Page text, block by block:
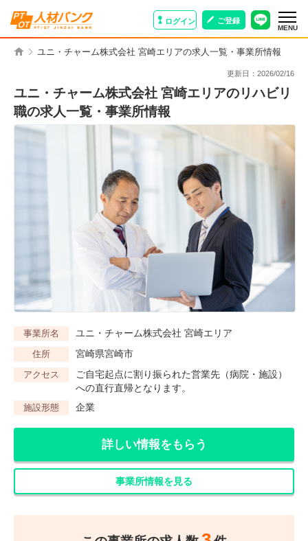
ログイン ご登録
MENU
ユニ・チャーム株式会社 宮崎エリアの求人一覧・事業所情報
更新日： 2026/02/16
ユニ・チャーム株式会社 宮崎エリアのリハビリ
職の求人一覧・事業所情報
事業所名 ユニ・チャーム株式会社 宮崎エリア
住所 宮崎県宮崎市
アクセス
ご自宅起点に割り振られた営業先（病院・施設）
への直行直帰となります。
施設形態 企業
詳しい情報をもらう
事業所情報を見る